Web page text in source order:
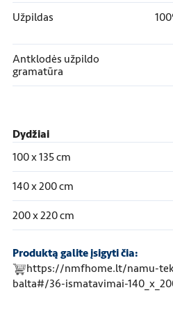
Užpildas
Antklodės užpildo
gramatūra
Dydžiai
100 x 135 cm
140 x 200 cm
200 x 220 cm
Produktą galite įsigyti čia:
https://nmfhome.lt/namu-
balta#/36-ismatavimai-